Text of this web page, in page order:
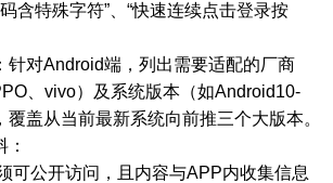
含特殊字符”、“快速连续点击登录按
针对Android端，列出需要适配的厂商
、vivo）及系统版本（如Android10-
盖从当前最新系统向前推三个大版本。
：
可公开访问，且内容与APP内收集信息